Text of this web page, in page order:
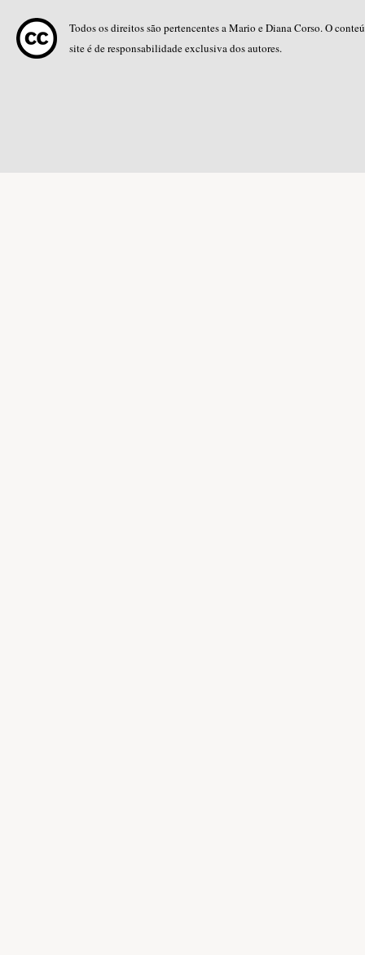
Todos os direitos são pertencentes a Mario e Diana Corso. O
site é de responsabilidade exclusiva dos autores.